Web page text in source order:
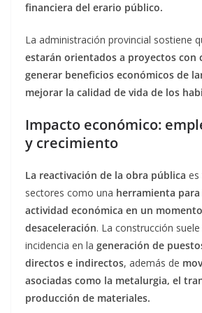
financiera del erario público.
La administración provincial sostiene
estarán orientados a proyectos con
generar beneficios económicos de
mejorar la calidad de vida de los
Impacto económico:
y crecimiento
La reactivación de la obra pública es
sectores como una herramienta
actividad económica en un
desaceleración. La construcción
incidencia en la generación de
directos e indirectos, además de
asociadas como la metalurgia, el
producción de materiales.